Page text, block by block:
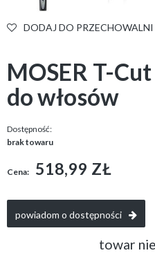
DODAJ DO PRZECHOWALNI
MOSER T-
do włosów
Dostępność:
brak towaru
Cena: 518,99 ZŁ
powiadom o dostępności
towar